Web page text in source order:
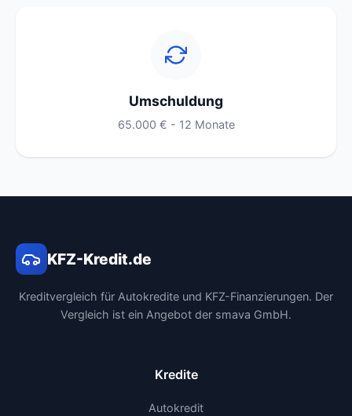
Umschuldung
65.000 € - 12 Monate
KFZ-Kredit.de
Kreditvergleich für Autokredite und KFZ-Finanzierungen. Der
Vergleich ist ein Angebot der smava GmbH.
Kredite
Autokredit